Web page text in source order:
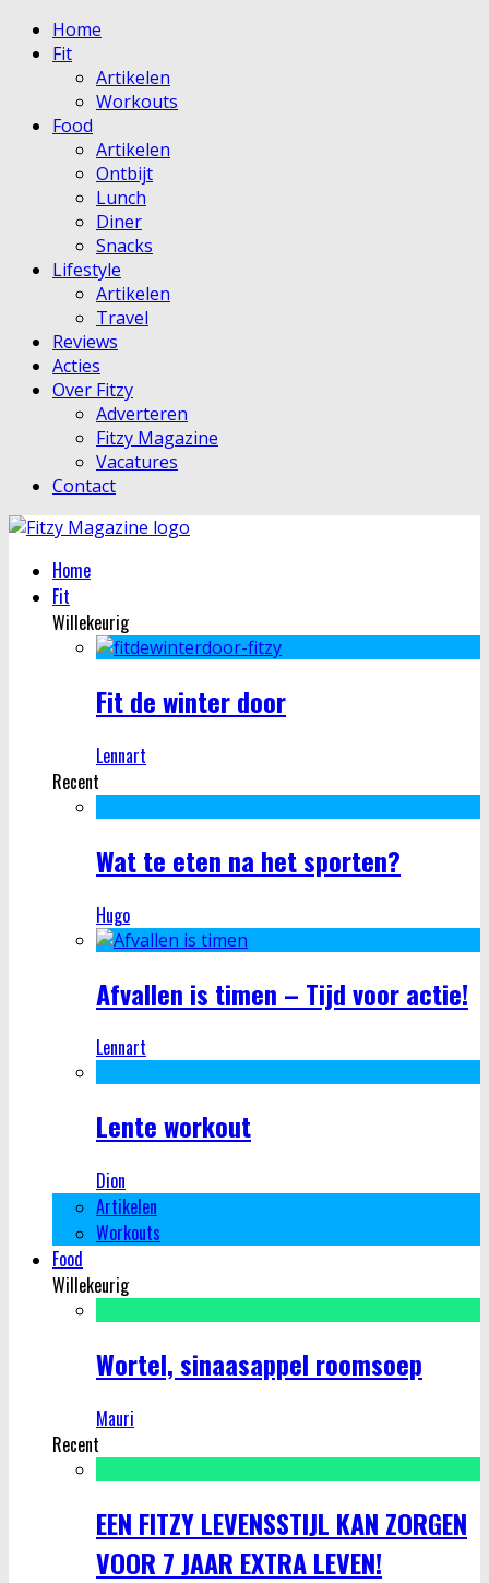
Home
Fit
Artikelen
Workouts
Food
Artikelen
Ontbijt
Lunch
Diner
Snacks
Lifestyle
Artikelen
Travel
Reviews
Acties
Over Fitzy
Adverteren
Fitzy Magazine
Vacatures
Contact
Home
Fit
Willekeurig
Fit de winter door
Lennart
Recent
Wat te eten na het sporten?
Hugo
Afvallen is timen – Tijd voor actie!
Lennart
Lente workout
Dion
Artikelen
Workouts
Food
Willekeurig
Wortel, sinaasappel roomsoep
Mauri
Recent
EEN FITZY LEVENSSTIJL KAN ZORGEN
VOOR 7 JAAR EXTRA LEVEN!